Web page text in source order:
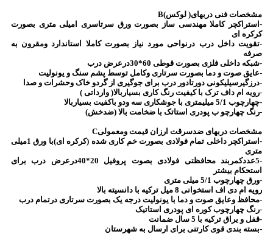
مشخصات فنی دربهای( لوکس)B
-استراکچر کاملا مهندسی ساز بصورت ورق سرتاسری امیلی متری بصورت
کرکره ای
-تقویت داخل درب درنواحی مورد نیاز بصورت کاملا استاندارد ومقرون به
صرفه
-شبکه داخلی فلزی بصورت قوطی 60*30درعرض درب
-عایق صوت و دما بصورت سرتاری وکامل توسط پشم سنگ و یونولیت
-درزگیرسیلیکونی دورتادور درب برای جوگیری از گردو خاک وحشرات و صدا
-رویه ام داف ترک با کیفیت رنگ کاری بسیاربالا( وارداتی )
-چهارچوب 5/1 میلیمتری با جوشکاری سه ودو باکفیت بسیاربالا
-رنگ چهارچو ب پودری استاتک با ضخامت بالا (ضدخش)
مشخصات دربهای ضدسرقت ارزان قیمت ومعمولیC
-استراکچر داخلی تمام فولادی بصورت خم کاری شده (کرکره ای)با ورق 1میلی
متری
-5عددکمربند محافظتی فولادی بصوت پروفیل 20*40درعرض درب برای
استحکام بیشتر
-ورق چهارچوب 5/1 میلی متری
رویه ام دی اف استخوانی 8 میل ترکیه با دانسیته بالا
-محافظ وعایق صوت و دما با یونولیت درجه یک بصورت سرتاری درتمام درب
-رنگ چهارچوب کوره ای پودری استاتیک
-قفل و یراق ترکیه با 5 سال ضمانت
-بسته بندی قوی کارتنی برای ارسال به شهرستان